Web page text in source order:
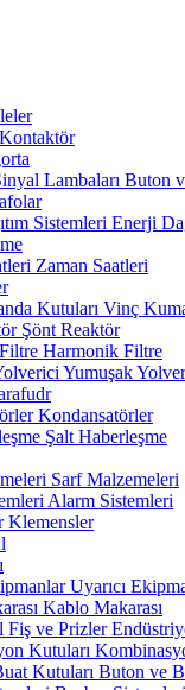
Kontaktör
Buton
Enerji
Zaman Saatleri
Vinç
Şönt Reaktör
Harmonik Filtre
Yumuşak
Kondansatörler
Şalt Haberleşme
Sarf Malzemeleri
Alarm Sistemleri
Klemensler
Uyarıcı
Kablo Makarası
Buton ve